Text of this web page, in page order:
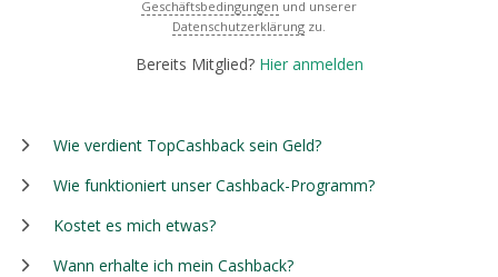
Geschäftsbedingungen und unserer
Datenschutzerklärung zu.
Bereits Mitglied? Hier anmelden
Wie verdient TopCashback sein Geld?
Wie funktioniert unser Cashback-Programm?
Kostet es mich etwas?
Wann erhalte ich mein Cashback?